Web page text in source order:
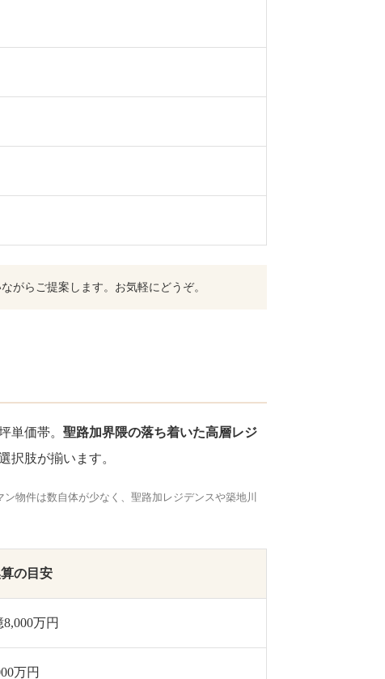
がらご提案します。お気軽にどうぞ。
単価帯。 聖路加界隈の落ち着いた高層レジ
択肢が揃います。
物件は数自体が少なく、聖路加レジデンスや築地川
の目安
万円
万円